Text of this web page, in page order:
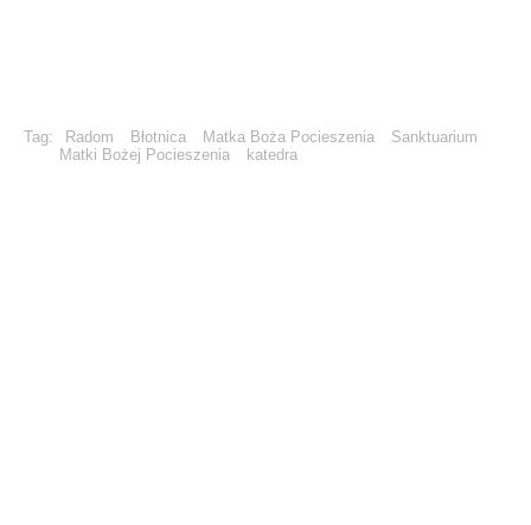
Tag: Radom Błotnica Matka Boża Pocieszenia
Sanktuarium
Matki Bożej Pocieszenia
katedra